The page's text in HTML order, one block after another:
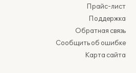
Прайс-лист
Поддержка
Обратная связь
Сообщить об ошибке
Карта сайта